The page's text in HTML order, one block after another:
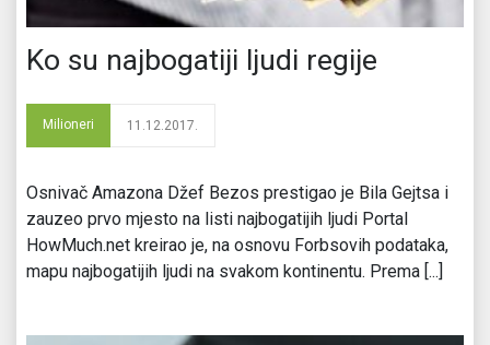
Ko su najbogatiji ljudi regije
Milioneri 11.12.2017.
Osnivač Amazona Džef Bezos prestigao je Bila Gejtsa i
zauzeo prvo mjesto na listi najbogatijih ljudi Portal
HowMuch.net kreirao je, na osnovu Forbsovih podataka,
mapu najbogatijih ljudi na svakom kontinentu. Prema [...]